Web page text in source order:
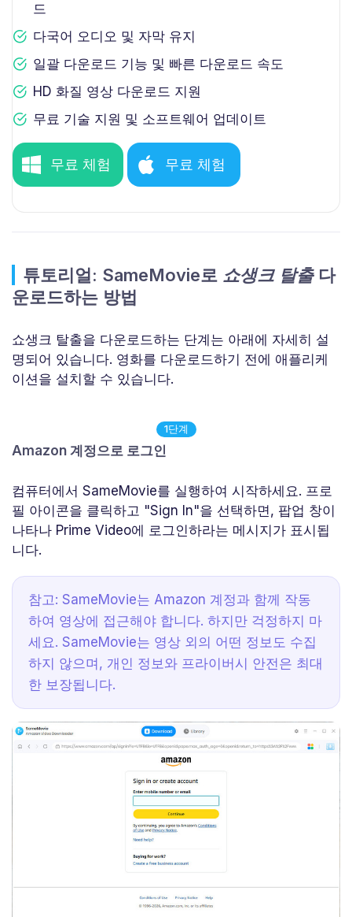
드
다국어 오디오 및 자막 유지
일괄 다운로드 기능 및 빠른 다운로드 속도
HD 화질 영상 다운로드 지원
무료 기술 지원 및 소프트웨어 업데이트
무료 체험 무료 체험
튜토리얼: SameMovie로 쇼생크 탈출다
운로드하는 방법
쇼생크 탈출을 다운로드하는 단계는 아래에 자세히 설
명되어 있습니다. 영화를 다운로드하기 전에 애플리케
이션을 설치할 수 있습니다.
1단계
Amazon 계정으로 로그인
컴퓨터에서 SameMovie를 실행하여 시작하세요. 프로
필 아이콘을 클릭하고 "Sign In"을 선택하면, 팝업 창이
나타나 Prime Video에 로그인하라는 메시지가 표시됩
니다.
참고: SameMovie는 Amazon 계정과 함께 작동
하여 영상에 접근해야 합니다. 하지만 걱정하지 마
세요. SameMovie는 영상 외의 어떤 정보도 수집
하지 않으며, 개인 정보와 프라이버시 안전은 최대
한 보장됩니다.